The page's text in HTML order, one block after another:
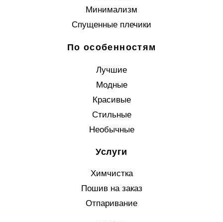
Минимализм
Спущенные плечики
По особенностям
Лучшие
Модные
Красивые
Стильные
Необычные
Услуги
Химчистка
Пошив на заказ
Отпаривание